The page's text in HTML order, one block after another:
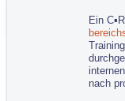
Ein
nach